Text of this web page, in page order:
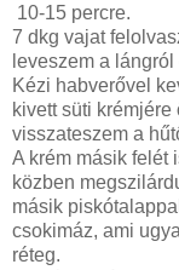
10-15 percre.
7 dkg vajat
leveszem a
Kézi habverővel
kivett süti
visszateszem a
A krém másik felét
közben
másik
csokimáz, ami
réteg.